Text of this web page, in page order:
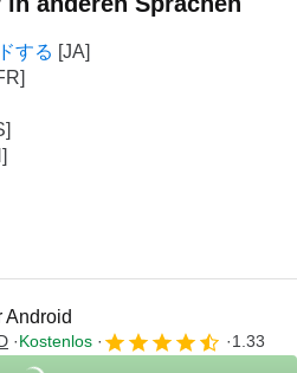
する
Android
Kostenlos 1.33